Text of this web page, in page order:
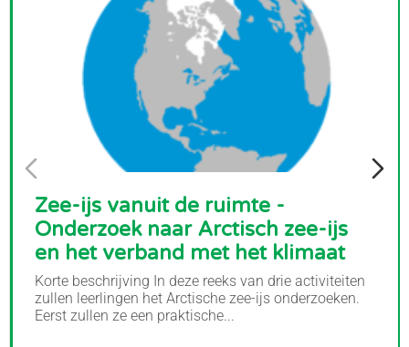
Zee-ijs vanuit de ruimte -
Onderzoek naar Arctisch zee-ijs
en het verband met het klimaat
Korte beschrijving In deze reeks van drie activiteiten
zullen leerlingen het Arctische zee-ijs onderzoeken.
Eerst zullen ze een praktische...